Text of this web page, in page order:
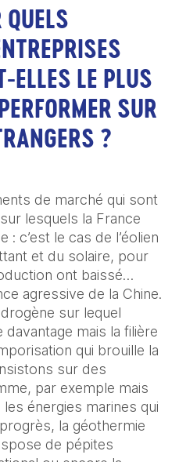
ELLES LE PLUS
SUR
?
de marché qui sont
lesquels la France
: c’est le cas de l’éolien
et du solaire, pour
ont baissé…
agressive de la Chine.
sur lequel
davantage mais la filière
qui brouille la
sur des
par exemple mais
énergies marines qui
la géothermie
de pépites